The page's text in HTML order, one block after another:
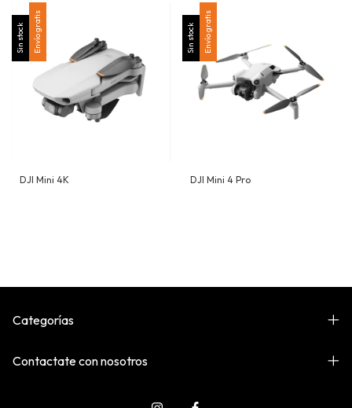
Sin stock Envío gratis
DJI Mini 4K
Sin stock Envío gratis
DJI Mini 4 Pro
Categorías
Contactate con nosotros